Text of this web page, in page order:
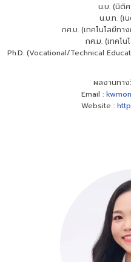
น.บ. (นิติ
น.บ.ท. (
กศ.บ. (เทคโนโลยีทา
กศ.ม. (เทคโ
Ph.D. (Vocational/Technical
ผลงานทาง
Email :
Website :